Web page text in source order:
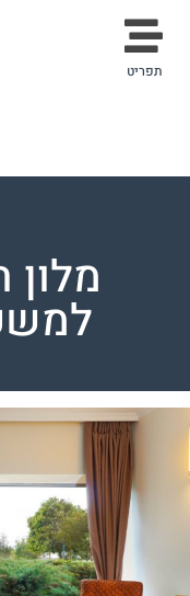
תפריט
מלון